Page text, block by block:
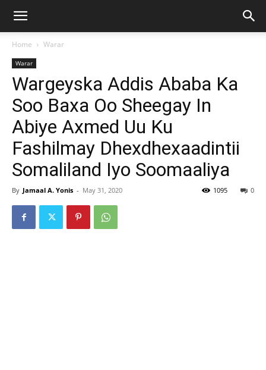
Home Warar
Warar
Wargeyska Addis Ababa Ka
Soo Baxa Oo Sheegay In
Abiye Axmed Uu Ku
Fashilmay Dhexdhexaadintii
Somaliland Iyo Soomaaliya
By Jamaal A. Yonis - May 31, 2020 0
1095